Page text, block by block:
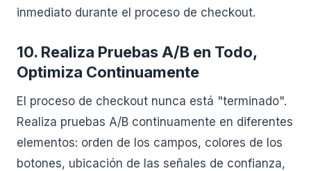
inmediato durante el proceso de checkout.
10. Realiza Pruebas A/B en Todo,
Optimiza Continuamente
El proceso de checkout nunca está "terminado".
Realiza pruebas A/B continuamente en diferentes
elementos: orden de los campos, colores de los
botones, ubicación de las señales de confianza,